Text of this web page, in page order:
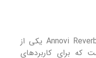
سری RG پمپ‌های کارواش Annovi Reverberi یکی از
که برای کاربردهای